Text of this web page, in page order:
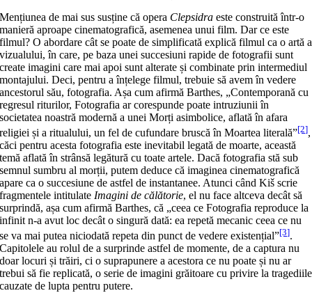
Mențiunea de mai sus susține că opera Clepsidra este construită într-o
manieră aproape cinematografică, asemenea unui film. Dar ce este
filmul? O abordare cât se poate de simplificată explică filmul ca o artă a
vizualului, în care, pe baza unei succesiuni rapide de fotografii sunt
create imagini care mai apoi sunt alterate și combinate prin intermediul
montajului. Deci, pentru a înțelege filmul, trebuie să avem în vedere
ancestorul său, fotografia. Așa cum afirmă Barthes, „Contemporană cu
regresul riturilor, Fotografia ar corespunde poate intruziunii în
societatea noastră modernă a unei Morți asimbolice, aflată în afara
religiei și a ritualului, un fel de cufundare bruscă în Moartea literală”[2],
căci pentru acesta fotografia este inevitabil legată de moarte, această
temă aflată în strânsă legătură cu toate artele. Dacă fotografia stă sub
semnul sumbru al morții, putem deduce că imaginea cinematografică
apare ca o succesiune de astfel de instantanee. Atunci când Kiš scrie
fragmentele intitulate Imagini de călătorie, el nu face altceva decât să
surprindă, așa cum afirmă Barthes, că „ceea ce Fotografia reproduce la
infinit n-a avut loc decât o singură dată: ea repetă mecanic ceea ce nu
se va mai putea niciodată repeta din punct de vedere existențial”[3].
Capitolele au rolul de a surprinde astfel de momente, de a captura nu
doar locuri și trăiri, ci o suprapunere a acestora ce nu poate și nu ar
trebui să fie replicată, o serie de imagini grăitoare cu privire la tragediile
cauzate de lupta pentru putere.